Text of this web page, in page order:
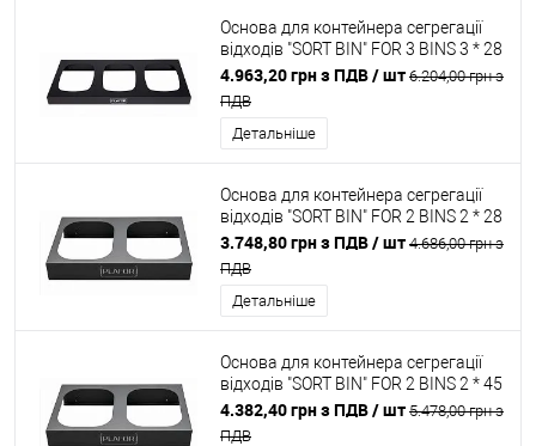
Основа для контейнера сегрегації
відходів "SORT BIN" FOR 3 BINS 3 * 28
L
4.963,20 грн з ПДВ/ шт 6.204,00 грн з
ПДВ
Детальніше
Основа для контейнера сегрегації
відходів "SORT BIN" FOR 2 BINS 2 * 28
L
3.748,80 грн з ПДВ/ шт 4.686,00 грн з
ПДВ
Детальніше
Основа для контейнера сегрегації
відходів "SORT BIN" FOR 2 BINS 2 * 45
L
4.382,40 грн з ПДВ/ шт 5.478,00 грн з
ПДВ